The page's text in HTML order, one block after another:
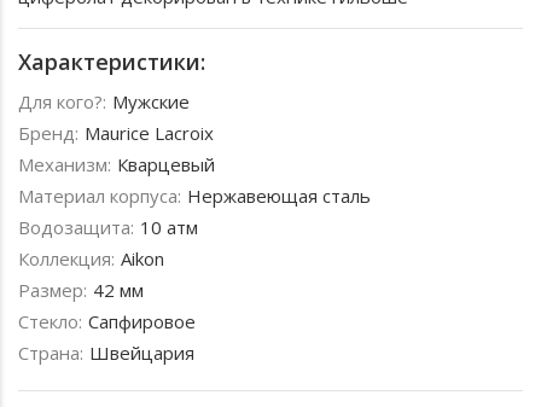
Характеристики:
Для кого?: Мужские
Бренд: Maurice Lacroix
Механизм: Кварцевый
Материал корпуса: Нержавеющая сталь
Водозащита: 10 атм
Коллекция: Aikon
Размер: 42 мм
Стекло: Сапфировое
Страна: Швейцария